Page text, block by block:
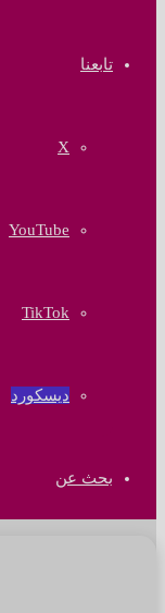
تابعنا
‫X
‫YouTube
‫TikTok
ديسكورد
بحث عن